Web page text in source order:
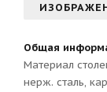
Общая
Материал
нерж. сталь,